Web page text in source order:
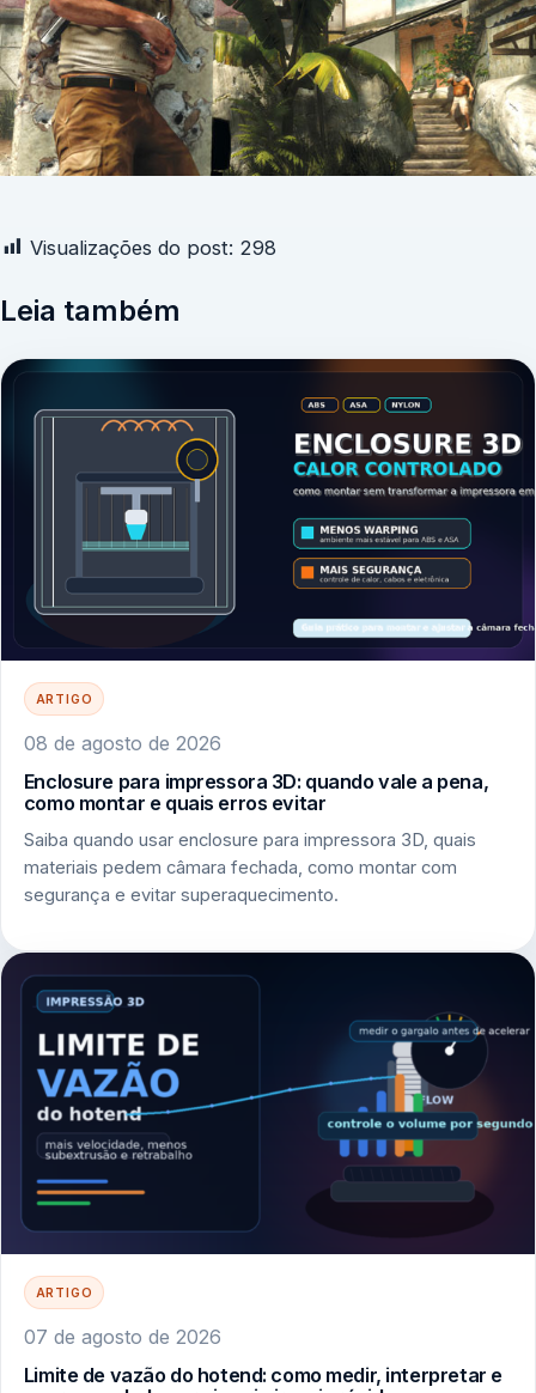
Visualizações do post: 298
Leia também
ARTIGO
08 de agosto de 2026
Enclosure para impressora 3D: quando vale a pena,
como montar e quais erros evitar
Saiba quando usar enclosure para impressora 3D, quais
materiais pedem câmara fechada, como montar com
segurança e evitar superaquecimento.
ARTIGO
07 de agosto de 2026
Limite de vazão do hotend: como medir, interpretar e